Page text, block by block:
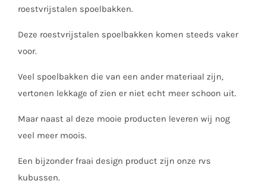
roestvrijstalen spoelbakken.
Deze roestvrijstalen spoelbakken komen steeds vaker
voor.
Veel spoelbakken die van een ander materiaal zijn,
vertonen lekkage of zien er niet echt meer schoon uit.
Maar naast al deze mooie producten leveren wij nog
veel meer moois.
Een bijzonder fraai design product zijn onze rvs
kubussen.